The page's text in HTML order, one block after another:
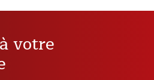
à votre